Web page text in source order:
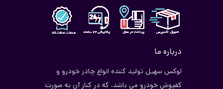
درباره ما
لوکس سهیل تولید کننده انواع چادر خودرو و
کفپوش خودرو می باشد. که در کنار آن به صورت